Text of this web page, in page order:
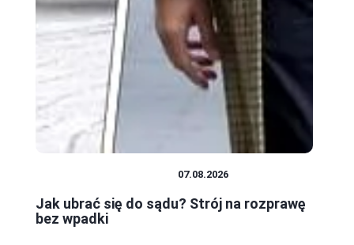
07.08.2026
Jak ubrać się do sądu? Strój na rozprawę
bez wpadki